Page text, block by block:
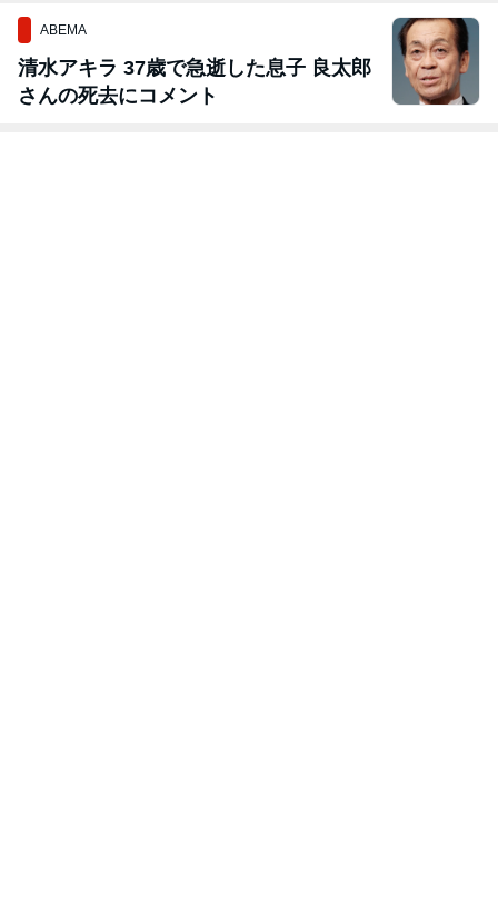
ABEMA
清水アキラ 37歳で急逝した息子 良太郎
さんの死去にコメント